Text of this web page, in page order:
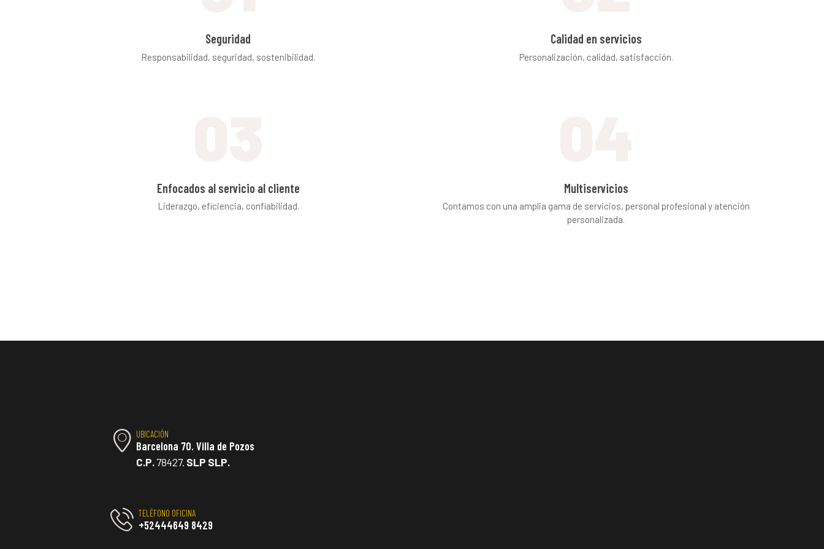
Seguridad
Responsabilidad, seguridad, sostenibilidad.
Calidad en servicios
Personalización, calidad, satisfacción.
Enfocados al servicio al cliente
Liderazgo, eficiencia, confiabilidad.
Multiservicios
Contamos con una amplia gama de servicios, personal profesional y atención
personalizada.
UBICACIÓN
Barcelona 70. Villa de Pozos
C.P. 78427. SLP SLP.
TELÉFONO OFICINA
+52444649 8429